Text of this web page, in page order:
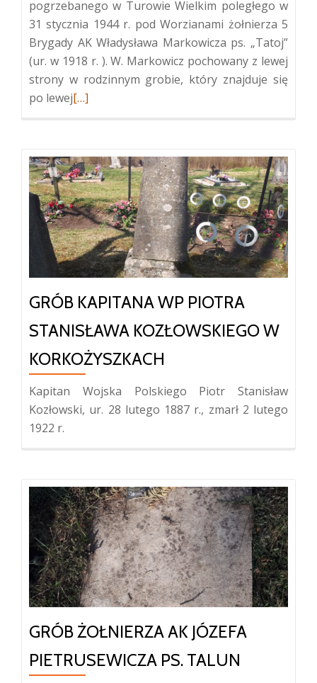
pogrzebanego w Turowie Wielkim poległego w
31 stycznia 1944 r. pod Worzianami żołnierza 5
Brygady AK Władysława Markowicza ps. „Tatoj”
(ur. w 1918 r. ). W. Markowicz pochowany z lewej
strony w rodzinnym grobie, który znajduje się
po lewejWięcej
w
Korkożyszkach
[…]
GRÓB KAPITANA WP PIOTRA
STANISŁAWA KOZŁOWSKIEGO W
KORKOŻYSZKACH
Kapitan Wojska Polskiego Piotr Stanisław
Kozłowski, ur. 28 lutego 1887 r., zmarł 2 lutego
1922 r.
GRÓB ŻOŁNIERZA AK JÓZEFA
PIETRUSEWICZA PS. TALUN